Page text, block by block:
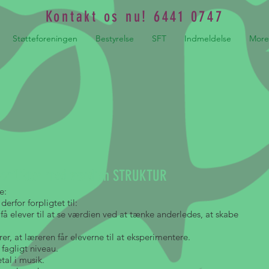
Støtteforeningen Bestyrelse SFT Indmeldelse More
Kontakt os nu! 6441 0747
med værdien STRUKTUR
forpligtet til:
elever til at se værdien ved at tænke anderledes, at skabe
at læreren får eleverne til at eksperimentere.
niveau.
i musik.